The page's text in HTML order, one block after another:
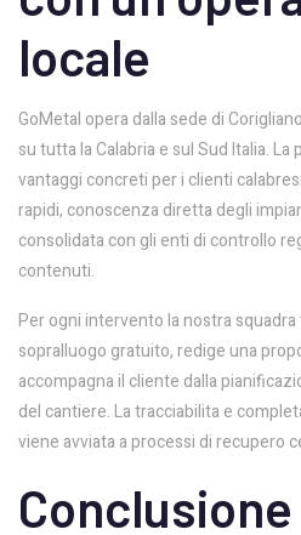
locale
GoMetal opera dalla sede di
su tutta la Calabria e sul Sud Italia.
vantaggi concreti per i clienti
rapidi, conoscenza diretta degli
consolidata con gli enti di controllo
contenuti.
Per ogni intervento la nostra
sopralluogo gratuito, redige una
accompagna il cliente dalla
del cantiere. La tracciabilita e
viene avviata a processi di recupero
Conclusione